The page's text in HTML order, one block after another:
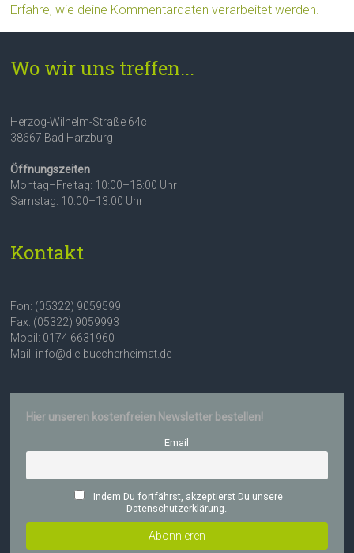
Erfahre, wie deine Kommentardaten verarbeitet werden.
Wo wir uns treffen...
Herzog-Wilhelm-Straße 64c
38667 Bad Harzburg
Öffnungszeiten
Montag–Freitag: 10:00–18:00 Uhr
Samstag: 10:00–13:00 Uhr
Kontakt
Fon: (05322) 9059599
Fax: (05322) 9059993
Mobil: 0174 6631960
Mail: info@die-buecherheimat.de
Hier unseren kostenfreien Newsletter bestellen!
Email
Indem Du fortfährst, akzeptierst Du unsere
Datenschutzerklärung.